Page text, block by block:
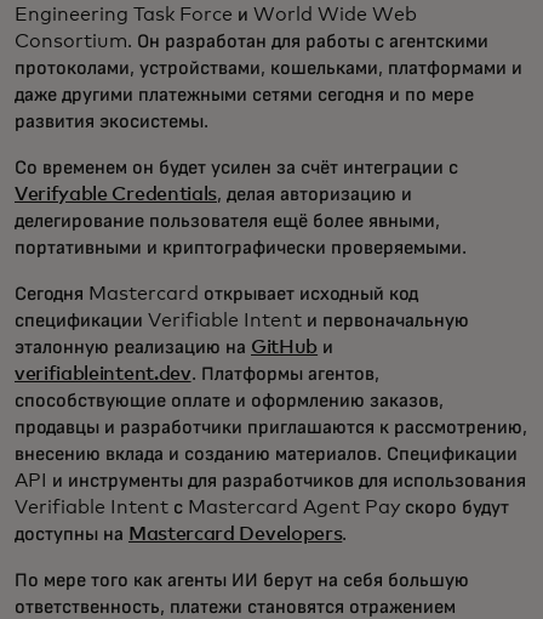
Engineering Task Force и World Wide Web
Consortium. Он разработан для работы с агентскими
протоколами, устройствами, кошельками, платформами и
даже другими платежными сетями сегодня и по мере
развития экосистемы.
Со временем он будет усилен за счёт интеграции с
Verifyable Credentials, делая авторизацию и
делегирование пользователя ещё более явными,
портативными и криптографически проверяемыми.
Сегодня Mastercard открывает исходный код
спецификации Verifiable Intent и первоначальную
эталонную реализацию на GitHub и
verifiableintent.dev. Платформы агентов,
способствующие оплате и оформлению заказов,
продавцы и разработчики приглашаются к рассмотрению,
внесению вклада и созданию материалов. Спецификации
API и инструменты для разработчиков для использования
Verifiable Intent с Mastercard Agent Pay скоро будут
доступны на Mastercard Developers.
По мере того как агенты ИИ берут на себя большую
ответственность, платежи становятся отражением